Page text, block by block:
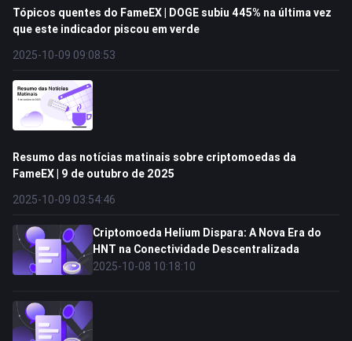
Tópicos quentes do FameEX | DOGE subiu 445% na última vez
que este indicador piscou em verde
2025-10-09 09:08:53
Resumo das notícias matinais sobre criptomoedas da
FameEX | 9 de outubro de 2025
2025-10-09 03:54:46
Criptomoeda Helium Dispara: A Nova Era do
HNT na Conectividade Descentralizada
2025-10-08 10:18:10